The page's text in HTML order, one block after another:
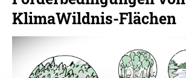
KlimaWildnis-Flächen